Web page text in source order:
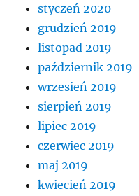
styczeń 2020
grudzień 2019
listopad 2019
październik 2019
wrzesień 2019
sierpień 2019
lipiec 2019
czerwiec 2019
maj 2019
kwiecień 2019